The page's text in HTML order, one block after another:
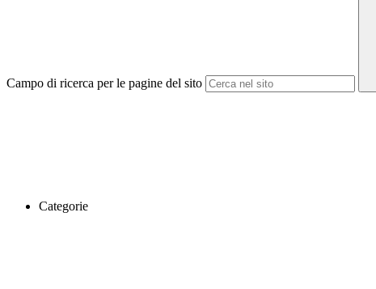
Campo di ricerca per le pagine del sito
Categorie